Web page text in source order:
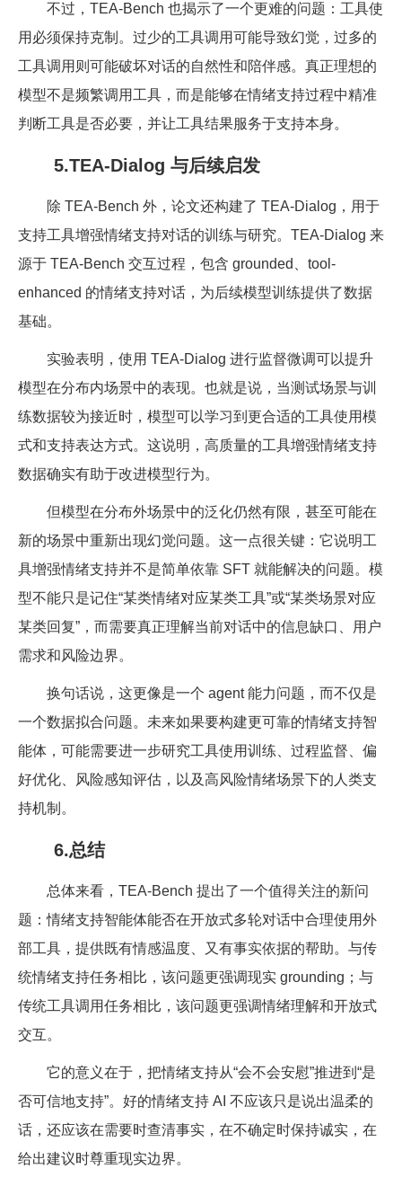
不过，TEA-Bench 也揭示了一个更难的问题：工具使
用必须保持克制。过少的工具调用可能导致幻觉，过多的
工具调用则可能破坏对话的自然性和陪伴感。真正理想的
模型不是频繁调用工具，而是能够在情绪支持过程中精准
判断工具是否必要，并让工具结果服务于支持本身。
5.TEA-Dialog 与后续启发
除 TEA-Bench 外，论文还构建了 TEA-Dialog，用于
支持工具增强情绪支持对话的训练与研究。TEA-Dialog 来
源于 TEA-Bench 交互过程，包含 grounded、tool-
enhanced 的情绪支持对话，为后续模型训练提供了数据
基础。
实验表明，使用 TEA-Dialog 进行监督微调可以提升
模型在分布内场景中的表现。也就是说，当测试场景与训
练数据较为接近时，模型可以学习到更合适的工具使用模
式和支持表达方式。这说明，高质量的工具增强情绪支持
数据确实有助于改进模型行为。
但模型在分布外场景中的泛化仍然有限，甚至可能在
新的场景中重新出现幻觉问题。这一点很关键：它说明工
具增强情绪支持并不是简单依靠 SFT 就能解决的问题。模
型不能只是记住“某类情绪对应某类工具”或“某类场景对应
某类回复”，而需要真正理解当前对话中的信息缺口、用户
需求和风险边界。
换句话说，这更像是一个 agent 能力问题，而不仅是
一个数据拟合问题。未来如果要构建更可靠的情绪支持智
能体，可能需要进一步研究工具使用训练、过程监督、偏
好优化、风险感知评估，以及高风险情绪场景下的人类支
持机制。
6.总结
总体来看，TEA-Bench 提出了一个值得关注的新问
题：情绪支持智能体能否在开放式多轮对话中合理使用外
部工具，提供既有情感温度、又有事实依据的帮助。与传
统情绪支持任务相比，该问题更强调现实 grounding；与
传统工具调用任务相比，该问题更强调情绪理解和开放式
交互。
它的意义在于，把情绪支持从“会不会安慰”推进到“是
否可信地支持”。好的情绪支持 AI 不应该只是说出温柔的
话，还应该在需要时查清事实，在不确定时保持诚实，在
给出建议时尊重现实边界。